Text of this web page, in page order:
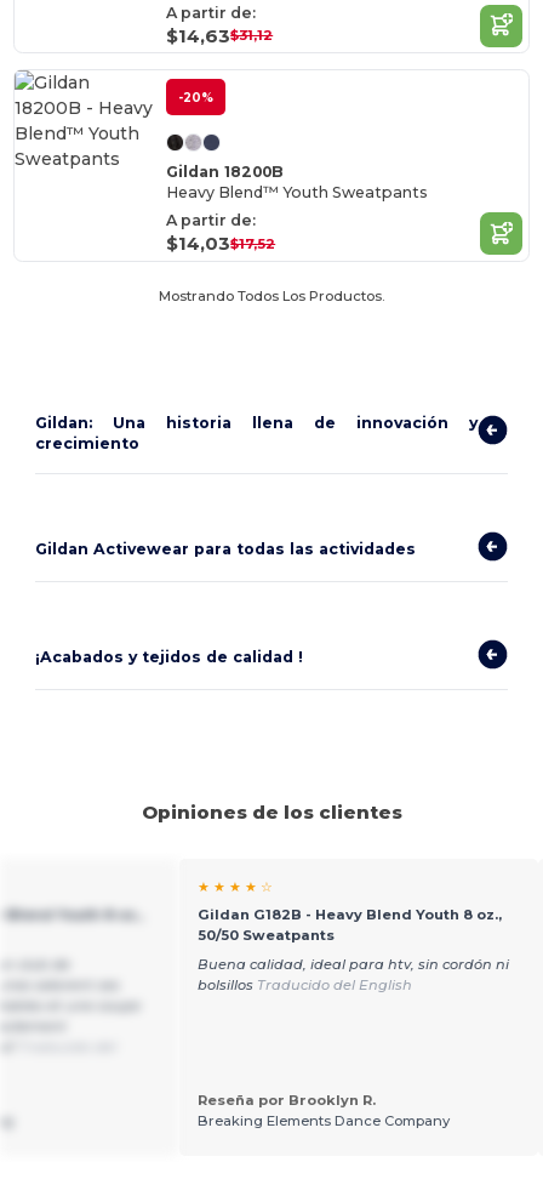
A partir de:
$14,63$31,12
-20%
Gildan 18200B
Heavy Blend™ Youth Sweatpants
A partir de:
$14,03$17,52
Mostrando Todos Los Productos.
Gildan: Una historia llena de innovación y
crecimiento
Gildan Activewear para todas las actividades
¡Acabados y tejidos de calidad !
Opiniones de los clientes
Youth 8 oz.,
★ ★ ★ ★ ☆
Gildan G182B - Heavy Blend Youth 8 oz.,
50/50 Sweatpants
Buena calidad, ideal para htv, sin cordón ni
bolsillos Traducido del English
Reseña por Brooklyn R.
Breaking Elements Dance Company